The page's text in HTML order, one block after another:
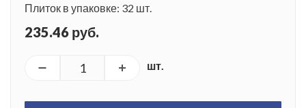
Плиток в упаковке: 32 шт.
235.46 руб.
шт.